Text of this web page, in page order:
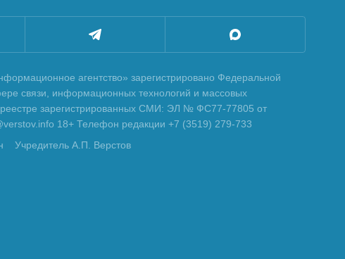
агентство» зарегистрировано Федеральной
связи, информационных технологий и массовых
реестре зарегистрированных СМИ: ЭЛ № ФС77-77805 от
18+ Телефон редакции +7 (3519) 279-733
Учредитель А.П. Верстов